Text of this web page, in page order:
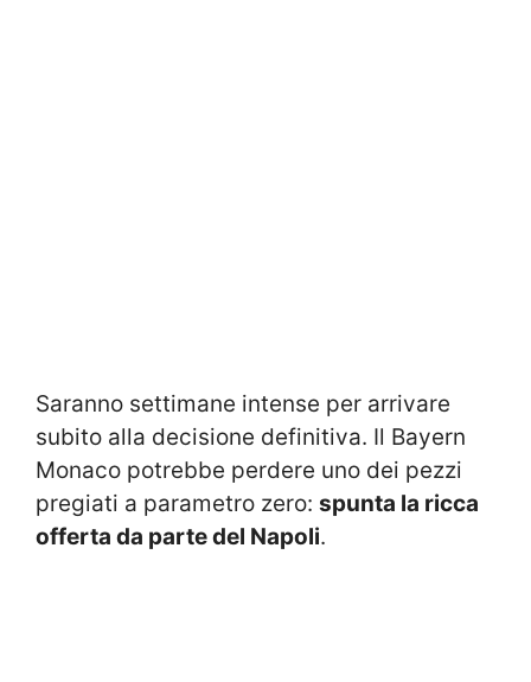
Saranno settimane intense per arrivare
subito alla decisione definitiva. Il Bayern
Monaco potrebbe perdere uno dei pezzi
pregiati a parametro zero: spunta la ricca
offerta da parte del Napoli.